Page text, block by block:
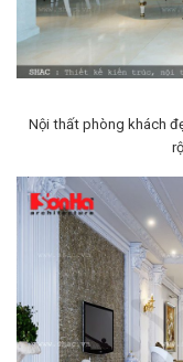
Nội thất phòng khách